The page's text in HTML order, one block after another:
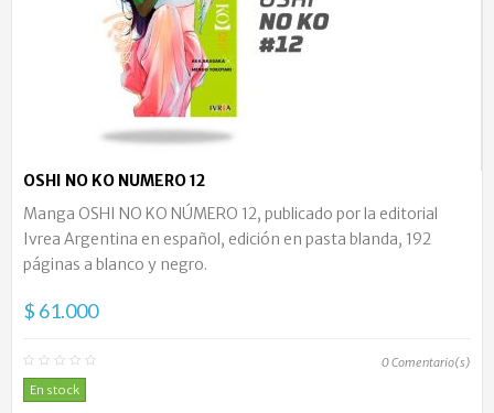
OSHI NO KO NUMERO 12
Manga OSHI NO KO NÚMERO 12, publicado por la editorial
Ivrea Argentina en español, edición en pasta blanda, 192
páginas a blanco y negro.
$ 61.000
0Comentario(s)
En stock